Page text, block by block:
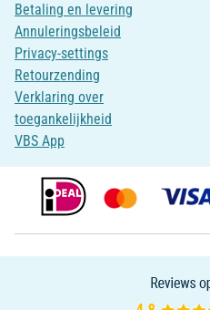
Betaling en levering
Annuleringsbeleid
Privacy-settings
Retourzending
Verklaring over
toegankelijkheid
VBS App